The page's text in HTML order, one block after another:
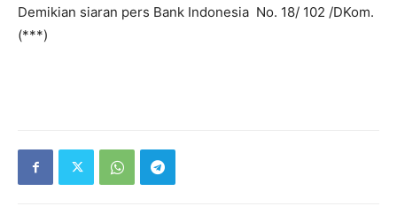
Demikian siaran pers Bank Indonesia No. 18/ 102 /DKom.
(***)